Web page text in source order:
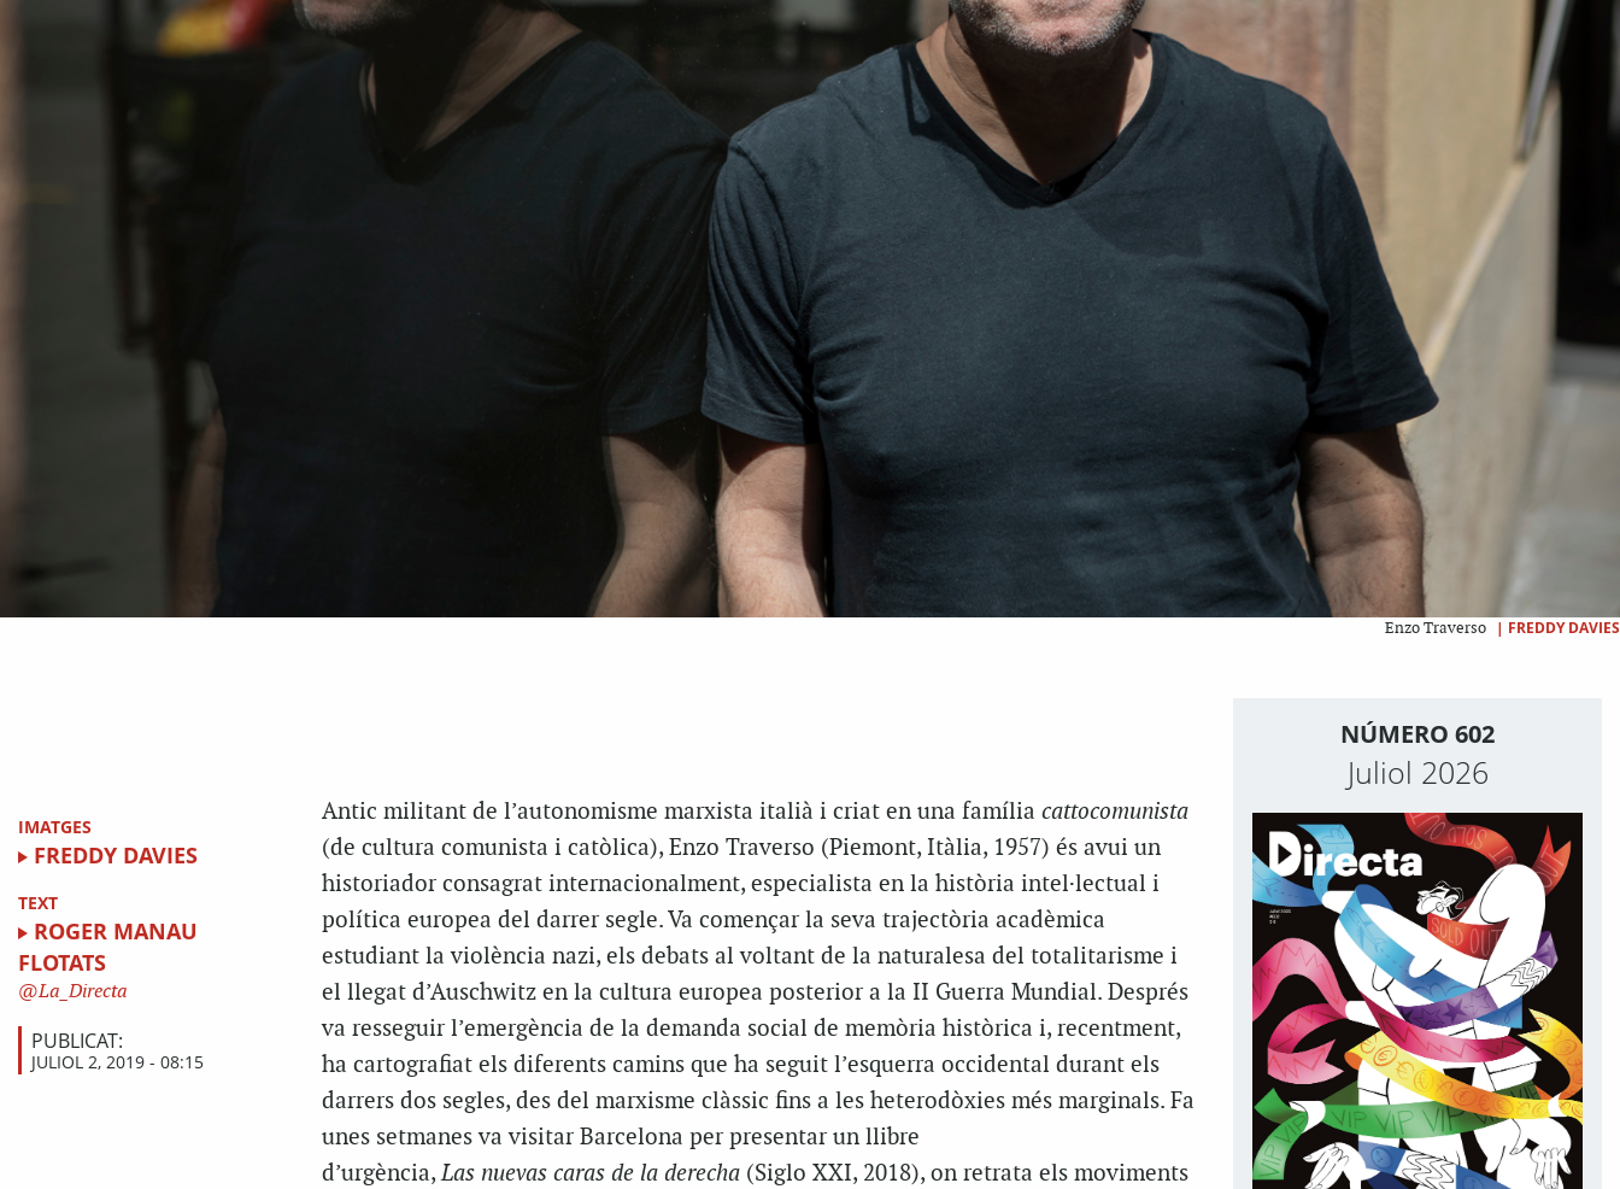
Enzo Traverso | FREDDY DAVIES
IMATGES
FREDDY DAVIES
TEXT
ROGER MANAU
FLOTATS
La_Directa
PUBLICAT:
JULIOL 2, 2019 - 08:15
Antic militant de l’autonomisme marxista italià i criat en una família cattocomunista
(de cultura comunista i catòlica), Enzo Traverso (Piemont, Itàlia, 1957) és avui un
historiador consagrat internacionalment, especialista en la història intel·lectual i
política europea del darrer segle. Va començar la seva trajectòria acadèmica
estudiant la violència nazi, els debats al voltant de la naturalesa del totalitarisme i
el llegat d’Auschwitz en la cultura europea posterior a la II Guerra Mundial. Després
va resseguir l’emergència de la demanda social de memòria històrica i, recentment,
ha cartografiat els diferents camins que ha seguit l’esquerra occidental durant els
darrers dos segles, des del marxisme clàssic fins a les heterodòxies més marginals. Fa
unes setmanes va visitar Barcelona per presentar un llibre
d’urgència,Las nuevas caras de la derecha (Siglo XXI, 2018), on retrata els moviments
NÚMERO 602
Juliol 2026